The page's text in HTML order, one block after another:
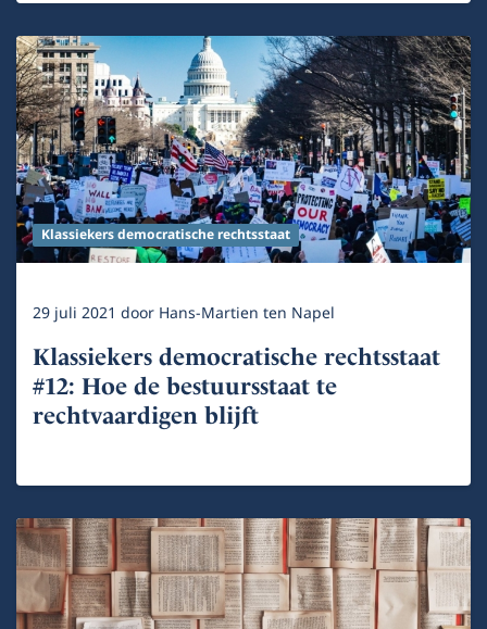
Klassiekers democratische rechtsstaat
29 juli 2021 door Hans-Martien ten Napel
Klassiekers democratische rechtsstaat
#12: Hoe de bestuursstaat te
rechtvaardigen blijft